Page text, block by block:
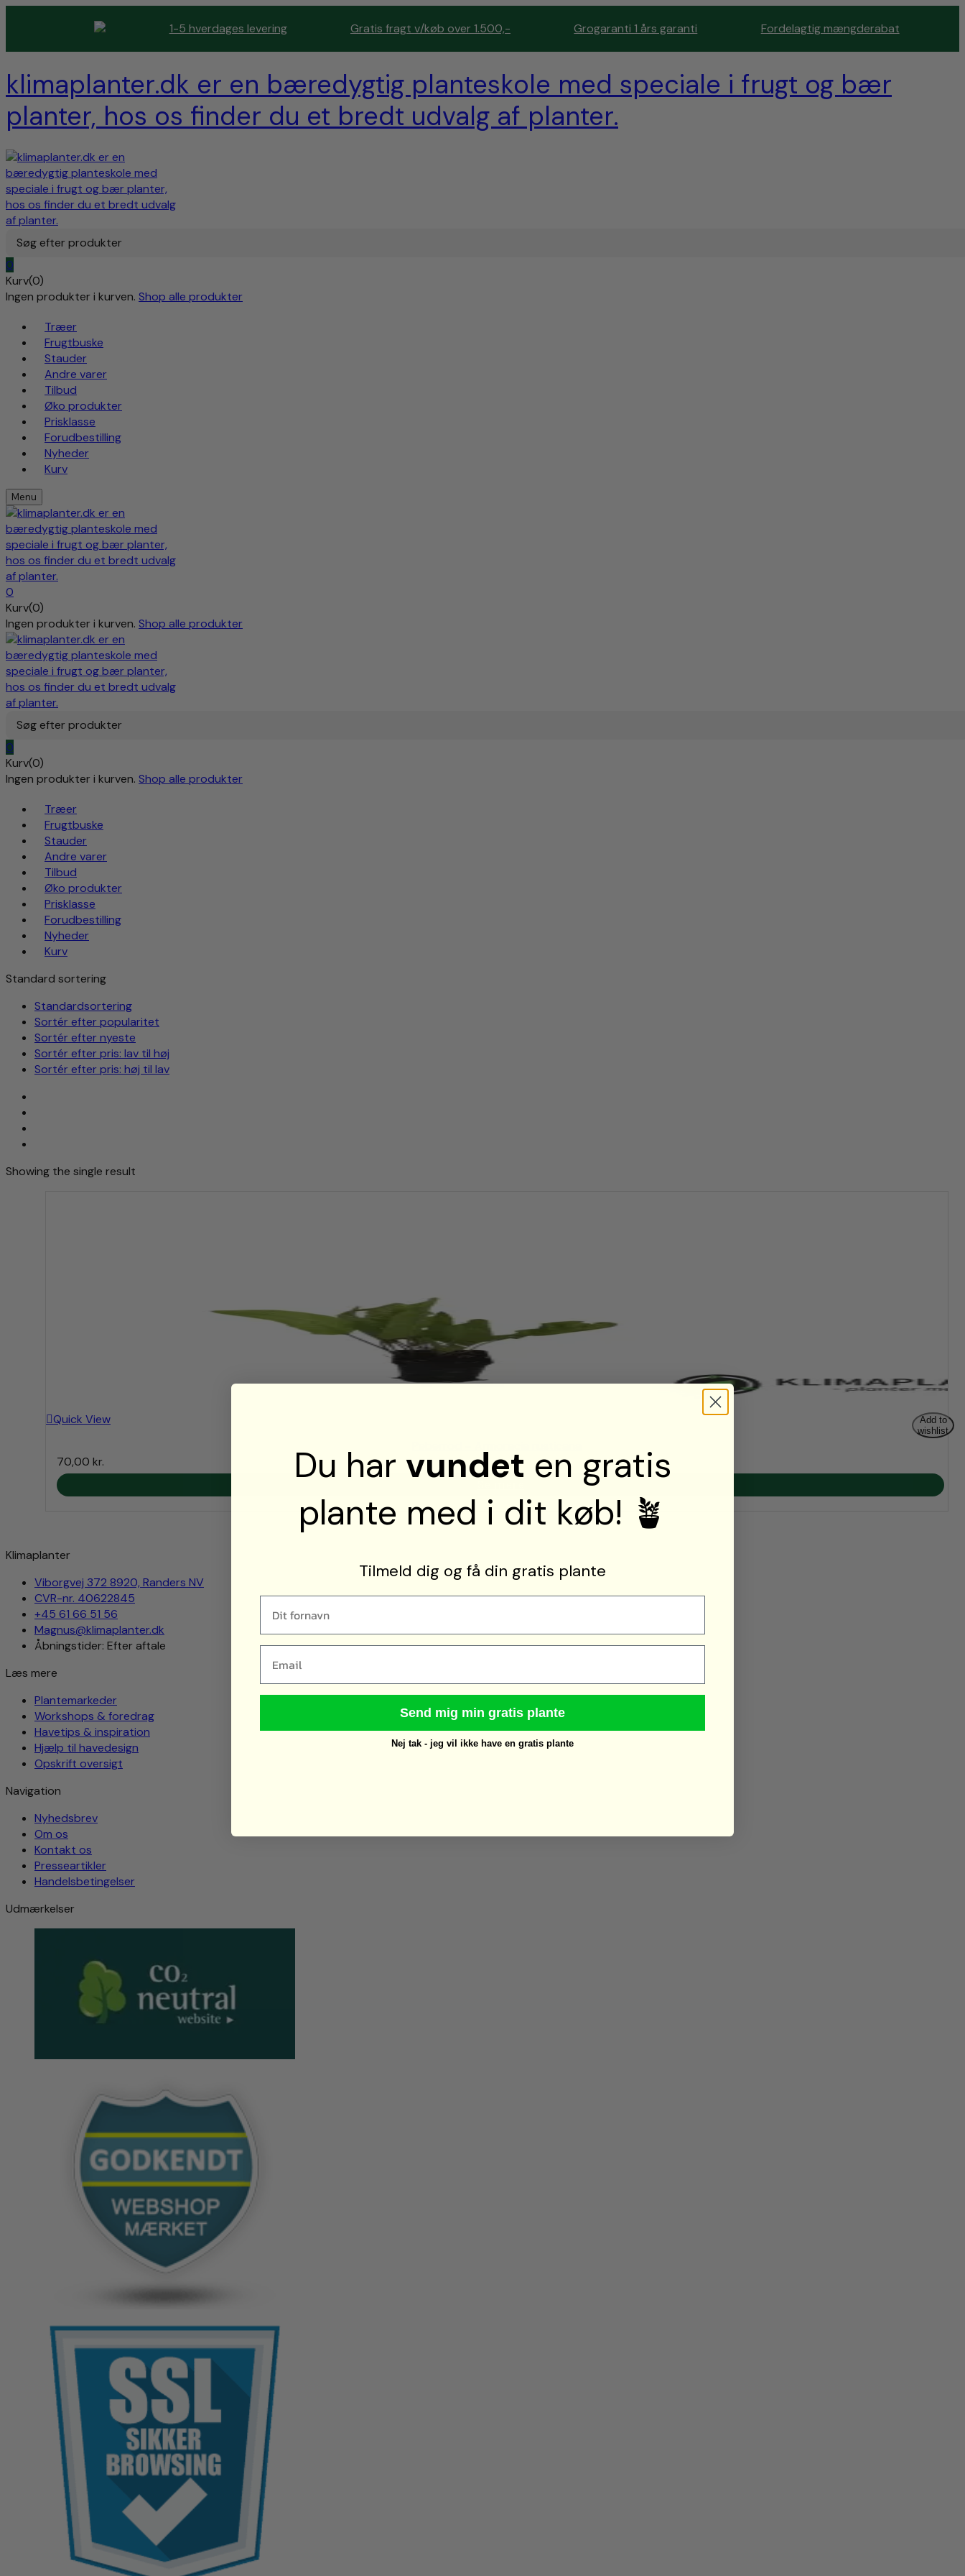
1-5 hverdages levering Gratis fragt v/køb over 1.500,- Grogaranti 1 års garanti Fordelagtig mængderabat
klimaplanter.dk er en bæredygtig planteskole med speciale i frugt og bær
planter, hos os finder du et bredt udvalg af planter.
Søg efter produkter
0
Kurv(0)
Ingen produkter i kurven. Shop alle produkter
Træer
Frugtbuske
Stauder
Andre varer
Tilbud
Øko produkter
Prisklasse
Forudbestilling
Nyheder
Kurv
Menu
0
Kurv(0)
Ingen produkter i kurven. Shop alle produkter
Søg efter produkter
0
Kurv(0)
Ingen produkter i kurven. Shop alle produkter
Træer
Frugtbuske
Stauder
Andre varer
Tilbud
Øko produkter
Prisklasse
Forudbestilling
Nyheder
Kurv
Standard sortering
Standardsortering
Sortér efter popularitet
Sortér efter nyeste
Sortér efter pris: lav til høj
Sortér efter pris: høj til lav
Showing the single result
Add to
wishlist
Quick View
70,00 kr.
Klimaplanter
Viborgvej 372 8920, Randers NV
CVR-nr. 40622845
+45 61 66 51 56
Magnus@klimaplanter.dk
Åbningstider: Efter aftale
Læs mere
Plantemarkeder
Workshops & foredrag
Havetips & inspiration
Hjælp til havedesign
Opskrift oversigt
Navigation
Nyhedsbrev
Om os
Kontakt os
Presseartikler
Handelsbetingelser
Udmærkelser
Du har vundet en gratis
plante med i dit køb! 🪴
Tilmeld dig og få din gratis plante
Send mig min gratis plante
Nej tak - jeg vil ikke have en gratis plante